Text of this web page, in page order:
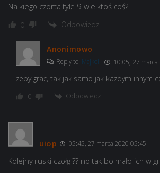
Na kiego czorta tyle 9 wie ktoś coś?
0 Odpowiedz
Anonimowo
Reply to Majkel 10:05, 27
zeby grac, tak jak samo jak kazdym innym
0 Odpowiedz
uiop 05:45, 27 marca 2020 05:45
Kolejny ruski czołg ?? no tak bo mało ich w